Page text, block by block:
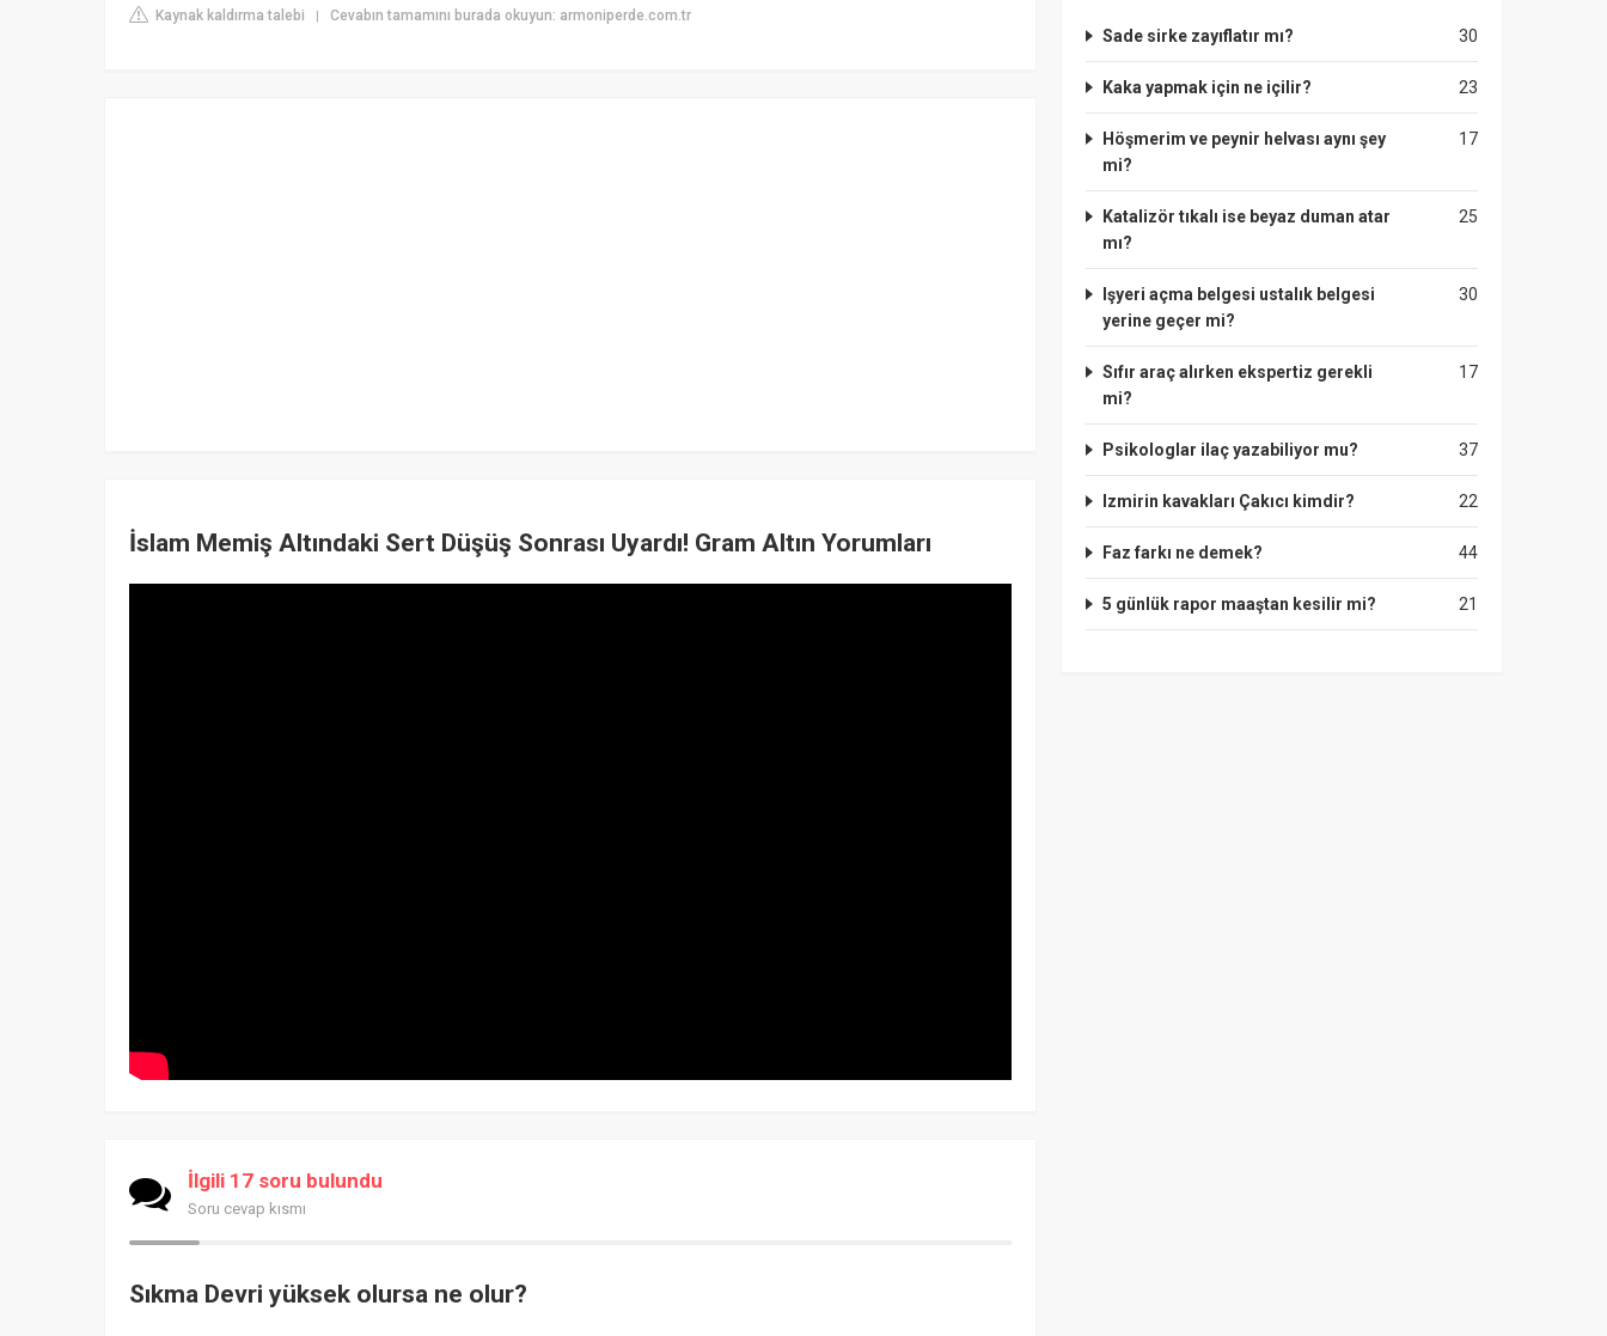
Kaynak kaldırma talebi | Cevabın tamamını burada okuyun: armoniperde.com.tr
İslam Memiş Altındaki Sert Düşüş Sonrası Uyardı! Gram Altın Yorumları
İlgili 17 soru bulundu
Soru cevap kısmı
Sıkma Devri yüksek olursa ne olur?
30
Sade sirke zayıflatır mı?
23
Kaka yapmak için ne içilir?
17
Höşmerim ve peynir helvası aynı şey
mi?
25
Katalizör tıkalı ise beyaz duman atar
mı?
30
Işyeri açma belgesi ustalık belgesi
yerine geçer mi?
17
Sıfır araç alırken ekspertiz gerekli
mi?
37
Psikologlar ilaç yazabiliyor mu?
22
Izmirin kavakları Çakıcı kimdir?
44
Faz farkı ne demek?
21
5 günlük rapor maaştan kesilir mi?